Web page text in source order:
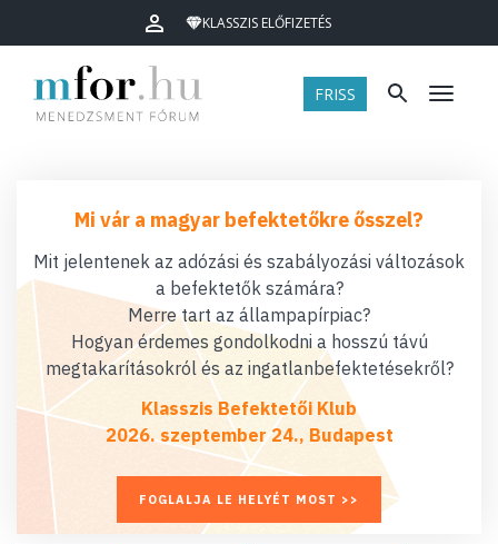
KLASSZIS ELŐFIZETÉS
FRISS Menü
Mi vár a magyar befektetőkre ősszel?
Mit jelentenek az adózási és szabályozási változások
a befektetők számára?
Merre tart az állampapírpiac?
Hogyan érdemes gondolkodni a hosszú távú
megtakarításokról és az ingatlanbefektetésekről?
Klasszis Befektetői Klub
2026. szeptember 24., Budapest
FOGLALJA LE HELYÉT MOST >>